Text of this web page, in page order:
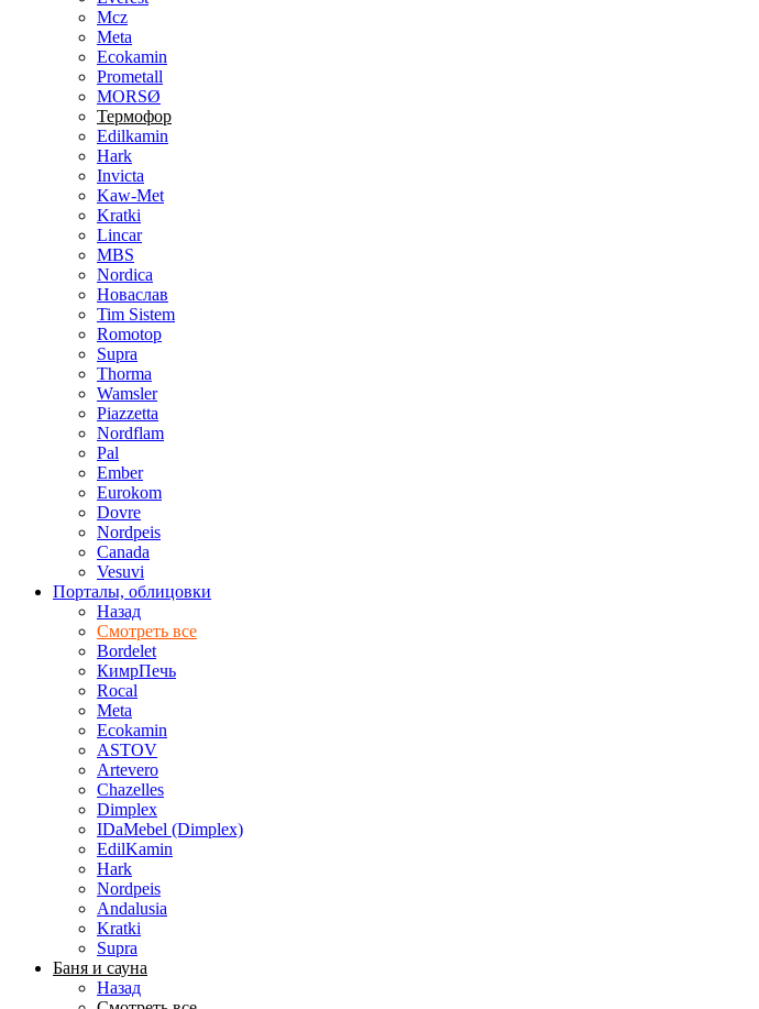
Mcz
Meta
Ecokamin
Prometall
MORSØ
Термофор
Edilkamin
Hark
Invicta
Kaw-Met
Kratki
Lincar
MBS
Nordica
Новаслав
Tim Sistem
Romotop
Supra
Thorma
Wamsler
Piazzetta
Nordflam
Pal
Ember
Eurokom
Dovre
Nordpeis
Canada
Vesuvi
Порталы, облицовки
Назад
Смотреть все
Bordelet
КимрПечь
Rocal
Meta
Ecokamin
ASTOV
Artevero
Chazelles
Dimplex
IDaMebel (Dimplex)
EdilKamin
Hark
Nordpeis
Andalusia
Kratki
Supra
Баня и сауна
Назад